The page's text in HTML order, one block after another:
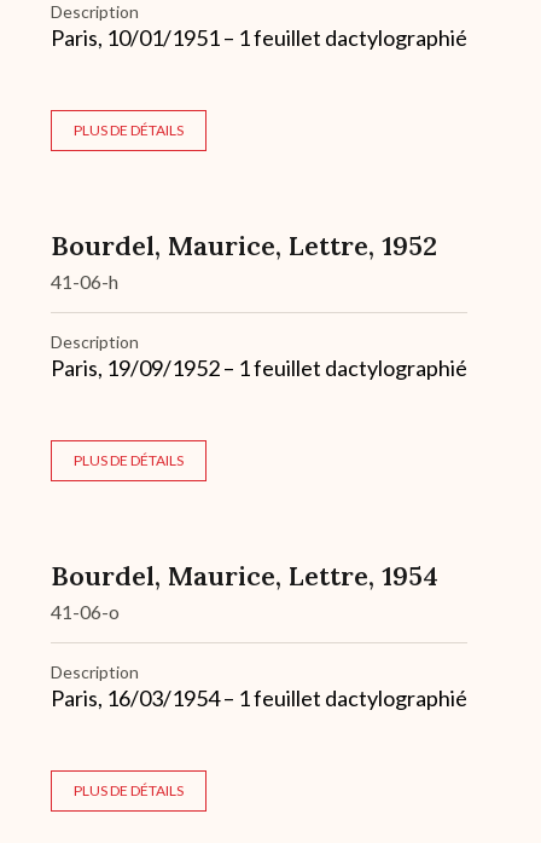
Description
Paris, 10/01/1951 – 1 feuillet dactylographié
PLUS DE DÉTAILS
Bourdel, Maurice, Lettre, 1952
41-06-h
Description
Paris, 19/09/1952 – 1 feuillet dactylographié
PLUS DE DÉTAILS
Bourdel, Maurice, Lettre, 1954
41-06-o
Description
Paris, 16/03/1954 – 1 feuillet dactylographié
PLUS DE DÉTAILS